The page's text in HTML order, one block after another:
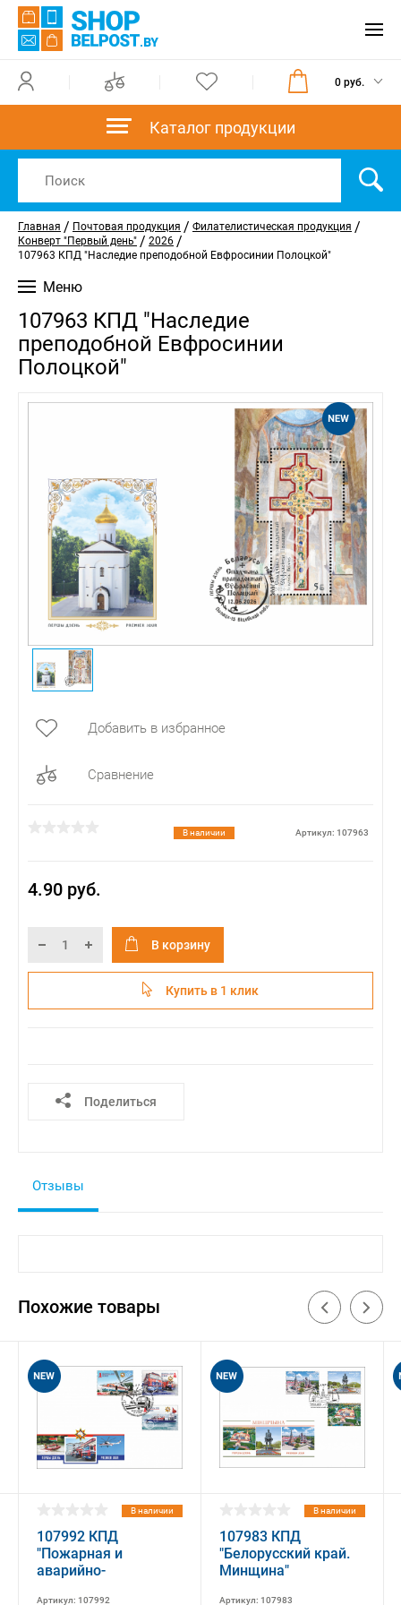
0 руб.
Каталог продукции
Главная / Почтовая продукция / Филателистическая продукция /
Конверт "Первый день" / 2026 /
107963 КПД "Наследие преподобной Евфросинии Полоцкой"
Меню
107963 КПД "Наследие
преподобной Евфросинии
Полоцкой"
Добавить в избранное
Сравнение
В наличии Артикул: 107963
4.90 руб.
В корзину
Купить в 1 клик
Поделиться
Отзывы
Похожие товары
В наличии
107992 КПД
"Пожарная и
аварийно-
Артикул: 107992
В наличии
107983 КПД
"Белорусский край.
Минщина"
Артикул: 107983